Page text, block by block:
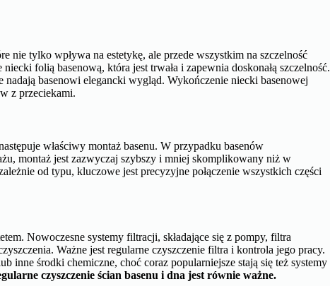
nie tylko wpływa na estetykę, ale przede wszystkim na szczelność
folią basenową, która jest trwała i zapewnia doskonałą szczelność.
basenowi elegancki wygląd. Wykończenie niecki basenowej
z przeciekami.
właściwy montaż basenu. W przypadku basenów
montaż jest zazwyczaj szybszy i mniej skomplikowany niż w
od typu, kluczowe jest precyzyjne połączenie wszystkich części
Nowoczesne systemy filtracji, składające się z pompy, filtra
Ważne jest regularne czyszczenie filtra i kontrola jego pracy.
inne środki chemiczne, choć coraz popularniejsze stają się też systemy
czyszczenie ścian basenu i dna jest równie ważne.